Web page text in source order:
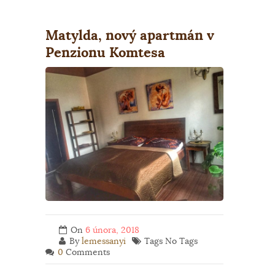
Matylda, nový apartmán v
Penzionu Komtesa
On 6 února, 2018
Bylemessanyi
Tags No Tags
0 Comments